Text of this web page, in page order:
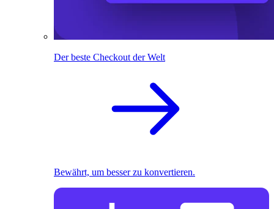
Der beste Checkout der Welt
Bewährt, um besser zu konvertieren.